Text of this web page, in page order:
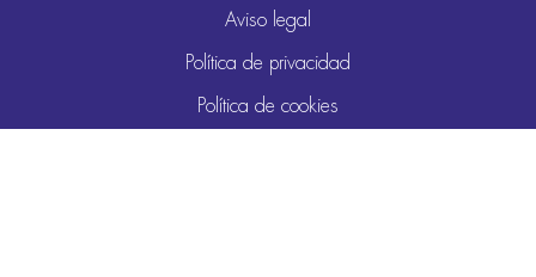
Aviso legal
Política de privacidad
Política de cookies